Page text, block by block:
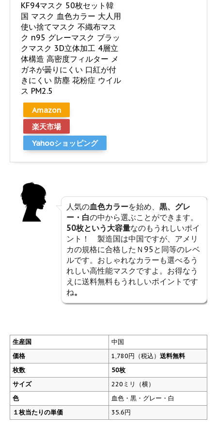
KF94マスク 50枚セット韓
国 マスク 血色カラー 大人用
使い捨てマスク 不織布マス
ク n95 グレーマスク ブラッ
クマスク 3D立体加工 4層立
体構造 高密度フィルター メ
ガネが曇りにくい 口紅が付
きにくい 防塵 花粉症 ウイル
ス PM2.5
Amazon
楽天市場
Yahooショッピング
人気の血色カラーを始め、 黒、グレ
ー・白の中から選ぶことができます。
50枚という大容量なのもうれしいポイ
ント！ 製造国は中国ですが、アメリ
カの規格に合格したＮ95と同等のレベ
ルです。おしゃれなカラーも選べるう
れしい高性能マスクですよ。お得なう
えに送料無料もうれしいポイントです
ね。
生産国
中国
価格
1,780円（税込） 送料無料
枚数
50枚
サイズ
220ミリ（横）
色
血色・黒・グレー・白
１枚当たりの単価
35.6円